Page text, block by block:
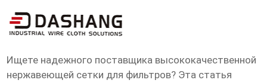
высокое ксчество нержавеющая сетка
для фильтров Поставщик
Ищете надежного поставщика высококачественной
нержавеющей сетки для фильтров? Эта статья